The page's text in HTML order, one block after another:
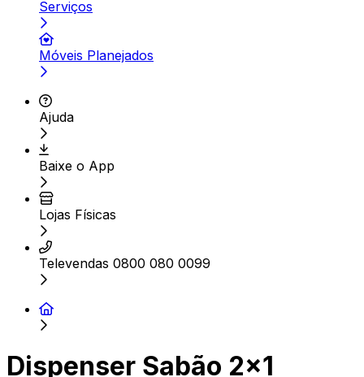
Serviços
Móveis Planejados
Ajuda
Baixe o App
Lojas Físicas
Televendas 0800 080 0099
Dispenser Sabão 2x1